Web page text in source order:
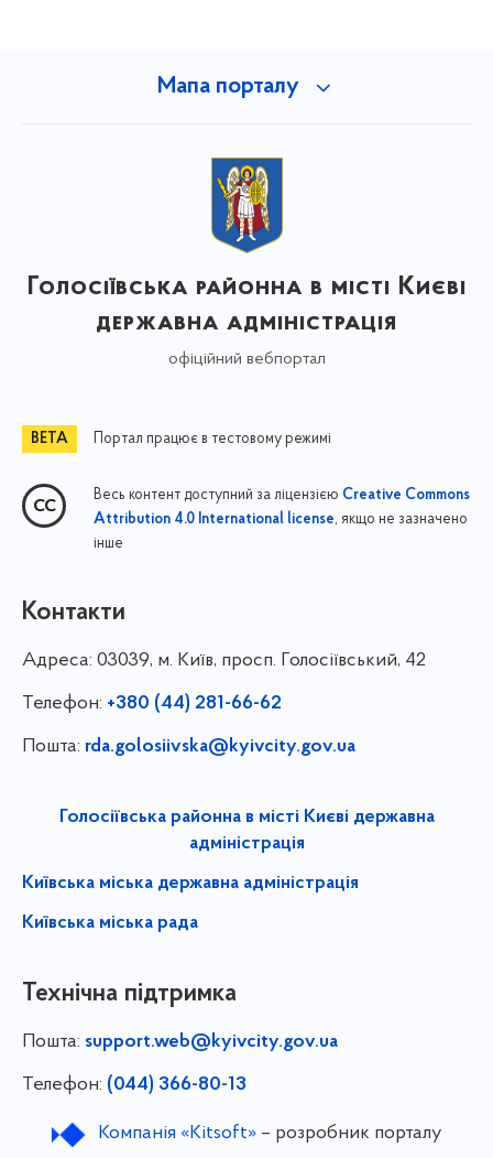
Мапа порталу
Голосіївська районна в місті Києві
державна адміністрація
офіційний вебпортал
Портал працює в тестовому режимі
Весь контент доступний за ліцензією Creative Commons
Attribution 4.0 International license, якщо не зазначено
інше
Контакти
Адреса: 03039, м. Київ, просп. Голосіївський, 42
Телефон: +380 (44) 281-66-62
Пошта: rda.golosiivska@kyivcity.gov.ua
Голосіївська районна в місті Києві державна
адміністрація
Київська міська державна адміністрація
Київська міська рада
Технічна підтримка
Пошта: support.web@kyivcity.gov.ua
Телефон: (044) 366-80-13
Компанія «Kitsoft»– розробник порталу